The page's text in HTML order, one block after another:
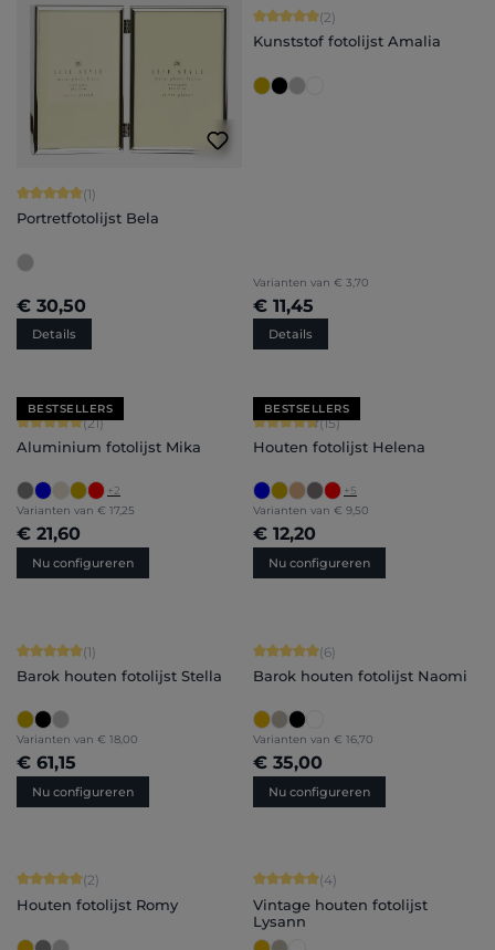
Gemiddelde waardering van 5 van 5 sterren
(1)
Portretfotolijst Bela
€ 30,50
Details
Gemiddelde waardering van 5 van 5
(2)
Kunststof fotolijst Amalia
Varianten van € 3,70
€ 11,45
Details
BESTSELLERS
Gemiddelde waardering van 5 van 5 sterren
(21)
Aluminium fotolijst Mika
+2
Varianten van € 17,25
€ 21,60
Nu configureren
BESTSELLERS
Gemiddelde waardering van 4.8 van
(15)
Houten fotolijst Helena
+5
Varianten van € 9,50
€ 12,20
Nu configureren
Gemiddelde waardering van 5 van 5 sterren
(1)
Barok houten fotolijst Stella
Varianten van € 18,00
€ 61,15
Nu configureren
Gemiddelde waardering van 5 van 5
(6)
Barok houten fotolijst Naomi
Varianten van € 16,70
€ 35,00
Nu configureren
Gemiddelde waardering van 5 van 5 sterren
(2)
Houten fotolijst Romy
Gemiddelde waardering van 5 van 5
(4)
Vintage houten fotolijst
Lysann